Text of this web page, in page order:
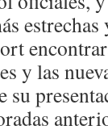
estrechas
y las